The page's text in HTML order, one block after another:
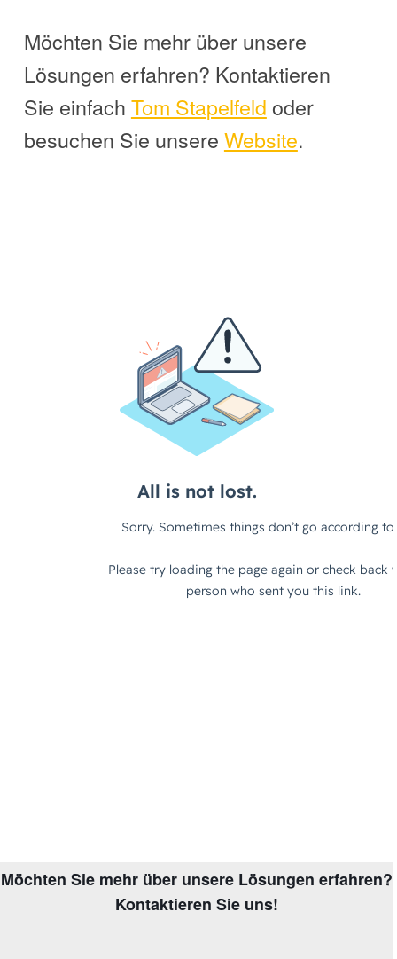
Möchten Sie mehr über unsere
Lösungen erfahren? Kontaktieren
Sie einfach Tom Stapelfeld oder
besuchen Sie unsere Website.
Möchten Sie mehr über unsere Lösungen erfahren?
Kontaktieren Sie uns!